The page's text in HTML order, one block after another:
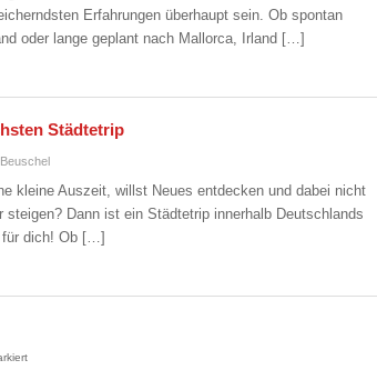
Erfahrungen überhaupt sein. Ob spontan
oder lange geplant nach Mallorca, Irland […]
Städtetrip
kleine Auszeit, willst Neues entdecken und dabei nicht
steigen? Dann ist ein Städtetrip innerhalb Deutschlands
für dich! Ob […]